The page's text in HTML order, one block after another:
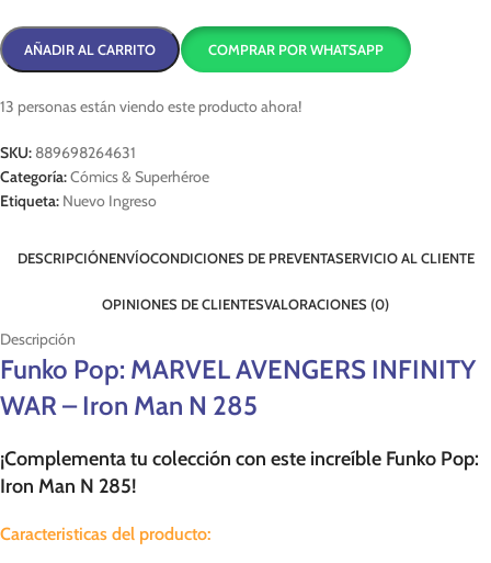
AÑADIR AL CARRITO COMPRAR POR WHATSAPP
13 personas están viendo este producto ahora!
SKU: 889698264631
Categoría:Cómics & Superhéroe
Etiqueta: Nuevo Ingreso
DESCRIPCIÓNENVÍOCONDICIONES DE PREVENTASERVICIO AL CLIENTE
OPINIONES DE CLIENTESVALORACIONES (0)
Descripción
Funko Pop: MARVEL AVENGERS INFINITY
WAR – Iron Man N 285
¡Complementa tu colección con este increíble Funko Pop:
Iron Man N 285!
Caracteristicas del producto: